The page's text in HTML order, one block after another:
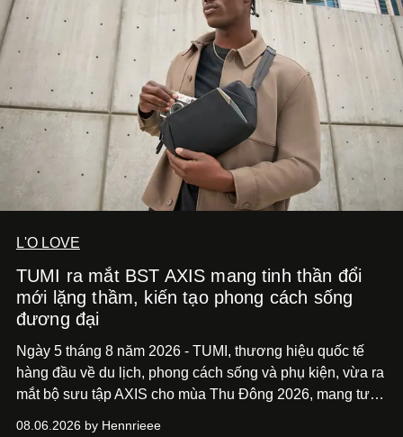
L'O LOVE
TUMI ra mắt BST AXIS mang tinh thần đổi
mới lặng thầm, kiến tạo phong cách sống
đương đại
Ngày 5 tháng 8 năm 2026 - TUMI, thương hiệu quốc tế
hàng đầu về du lịch, phong cách sống và phụ kiện, vừa ra
mắt bộ sưu tập AXIS cho mùa Thu Đông 2026, mang tư
08.06.2026 by Hennrieee